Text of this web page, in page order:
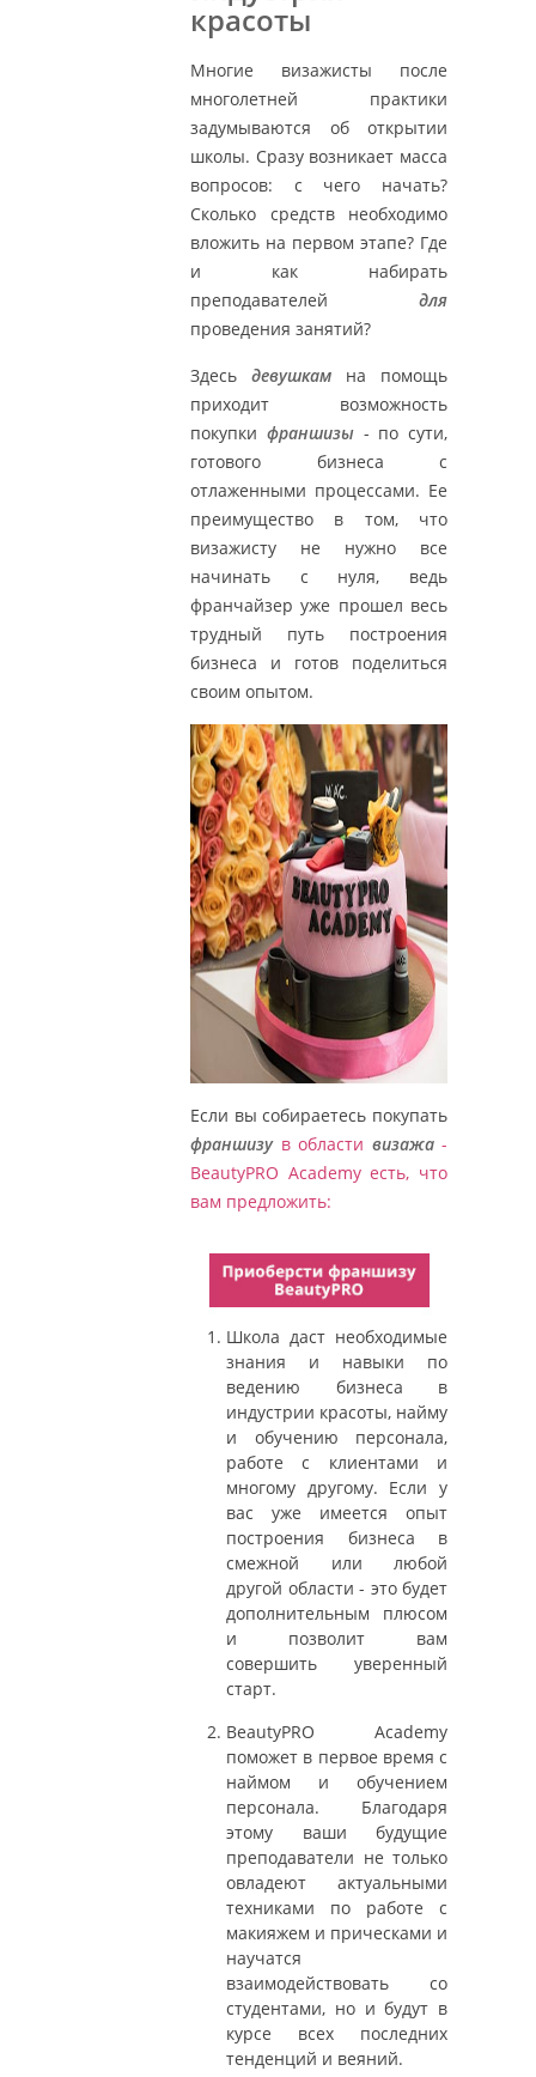
красоты
Многие визажисты после
многолетней практики
задумываются об открытии
школы. Сразу возникает масса
вопросов: с чего начать?
Сколько средств необходимо
вложить на первом этапе? Где
и как набирать
преподавателей для
проведения занятий?
Здесь девушкам на помощь
приходит возможность
покупки франшизы - по сути,
готового бизнеса с
отлаженными процессами. Ее
преимущество в том, что
визажисту не нужно все
начинать с нуля, ведь
франчайзер уже прошел весь
трудный путь построения
бизнеса и готов поделиться
своим опытом.
Если вы собираетесь покупать
франшизув области визажа-
BeautyPRO Аcademy есть, что
вам предложить:
Школа даст необходимые
знания и навыки по
ведению бизнеса в
индустрии красоты, найму
и обучению персонала,
работе с клиентами и
многому другому. Если у
вас уже имеется опыт
построения бизнеса в
смежной или любой
другой области - это будет
дополнительным плюсом
и позволит вам
совершить уверенный
старт.
BeautyPRO Аcademy
поможет в первое время с
наймом и обучением
персонала. Благодаря
этому ваши будущие
преподаватели не только
овладеют актуальными
техниками по работе с
макияжем и прическами и
научатся
взаимодействовать со
студентами, но и будут в
курсе всех последних
тенденций и веяний.